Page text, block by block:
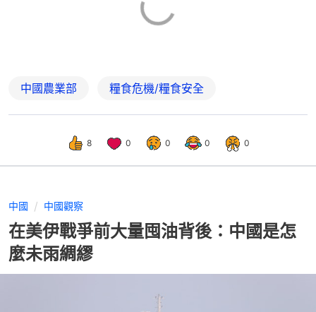
中國農業部 糧食危機/糧食安全
8 0 0 0 0
中國 中國觀察
在美伊戰爭前大量囤油背後：中國是怎
麼未雨綢繆